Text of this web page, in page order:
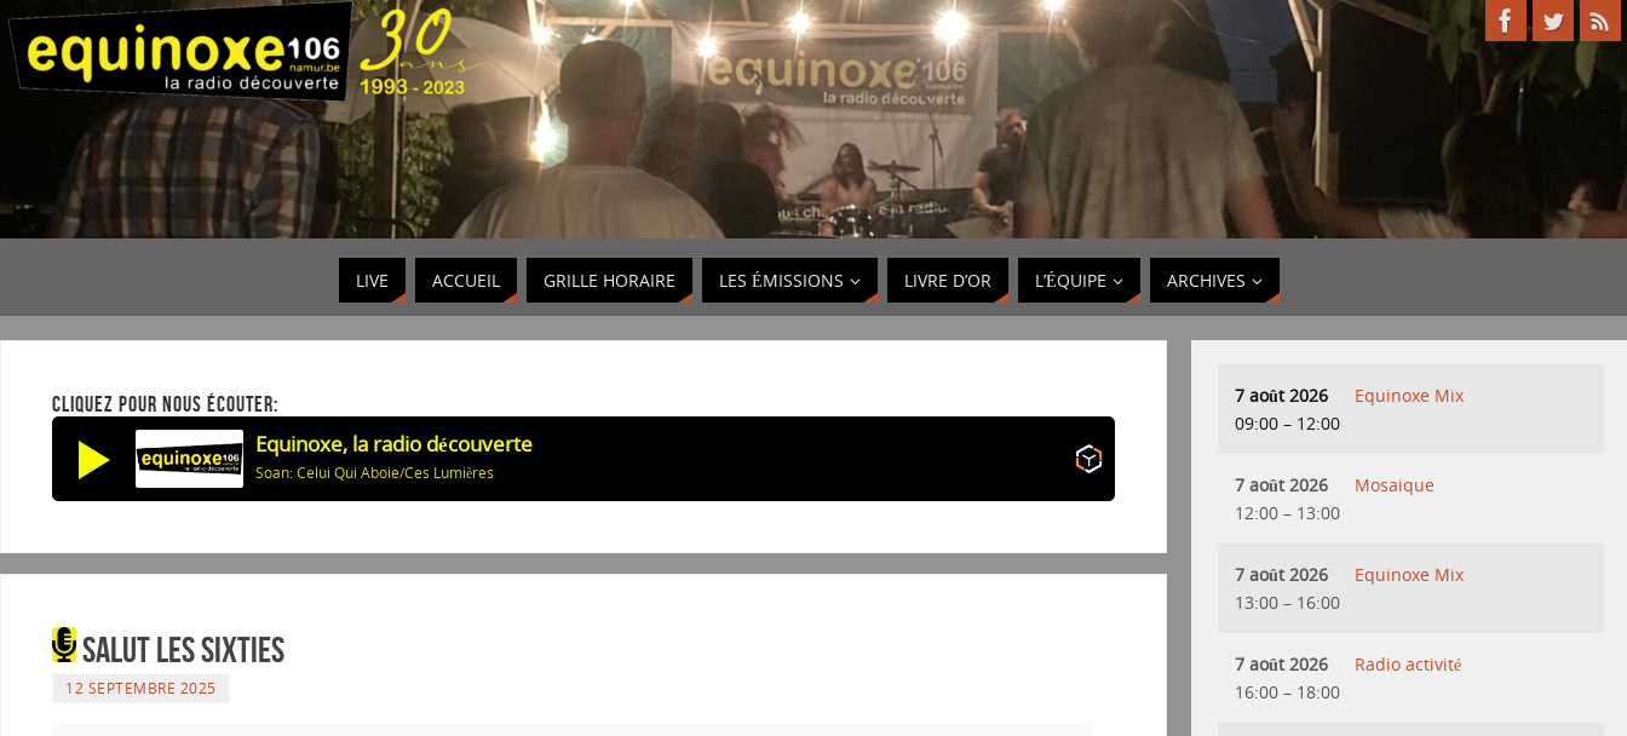
LIVE ACCUEIL GRILLE HORAIRE LES ÉMISSIONS LIVRE D’OR L’ÉQUIPE ARCHIVES
CLIQUEZ POUR NOUS ÉCOUTER:
Equinoxe, la radio découverte
Soan: Celui Qui Aboie/Ces Lumières
Salut les sixties
12 SEPTEMBRE 2025
7 août 2026
09:00 – 12:00
Equinoxe Mix
7 août 2026
12:00 – 13:00
Mosaique
7 août 2026
13:00 – 16:00
Equinoxe Mix
7 août 2026
16:00 – 18:00
Radio activité